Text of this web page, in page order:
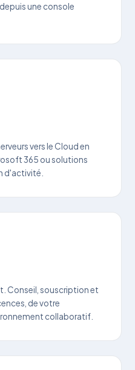
une console
vers le Cloud en
365 ou solutions
d'activité.
Conseil, souscription et
de votre
collaboratif.